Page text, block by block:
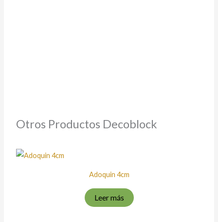
Otros Productos Decoblock
Adoquin 4cm
Leer más